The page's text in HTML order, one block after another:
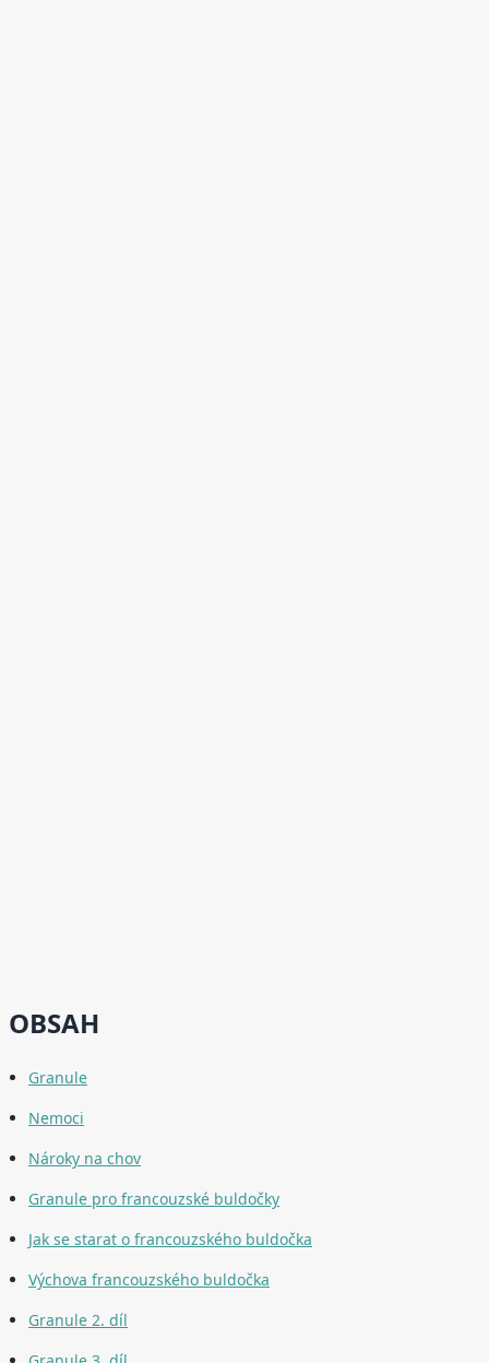
OBSAH
Granule
Nemoci
Nároky na chov
Granule pro francouzské buldočky
Jak se starat o francouzského buldočka
Výchova francouzského buldočka
Granule 2. díl